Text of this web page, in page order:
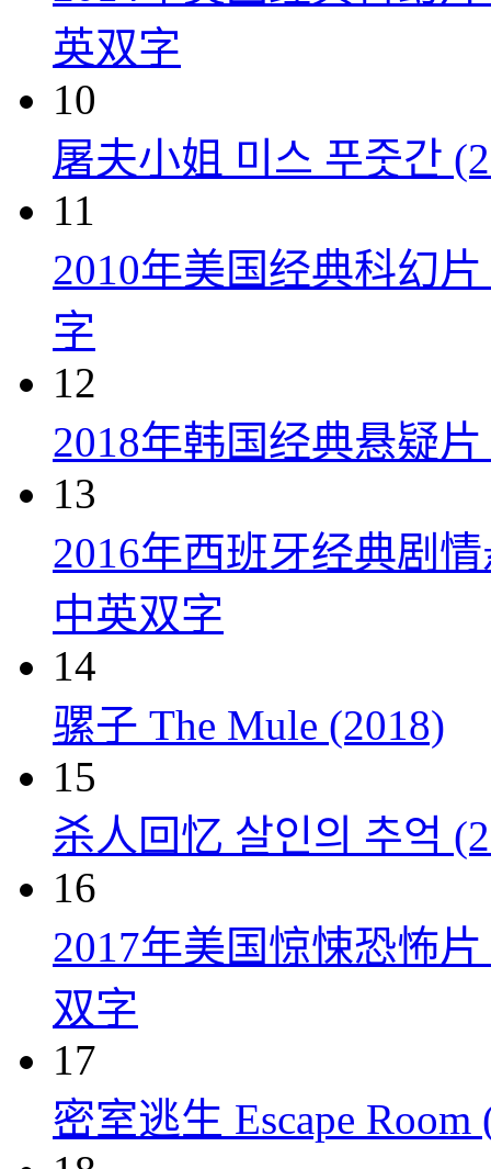
英双字
10
屠夫小姐 미스 푸줏간
11
2010年美国经典科幻
字
12
2018年韩国经典悬疑
13
2016年西班牙经典剧
中英双字
14
骡子 The Mule (2018)
15
杀人回忆 살인의 추억
16
2017年美国惊悚恐怖
双字
17
密室逃生 Escape Room